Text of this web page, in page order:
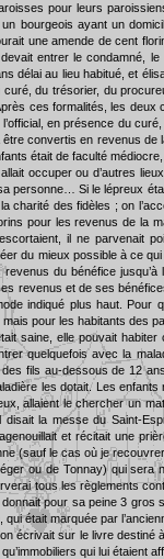
pour leurs
bourgeois ayant un
une amende de cent
entrer le condamné,
délai au lieu habitué, et
du trésorier, du
ces formalités, les
en présence du
convertis en revenus de
était de faculté
occuper ou d’autres
personne… Si le lépreux
charité des fidèles ; on
pour les revenus de la
il ne parvenait
du mieux possible à ce
du bénéfice
revenus et de ses
indiqué plus haut. Pour
mais pour les habitants
saine, elle pouvait
quelquefois avec la
fils au-dessous de 12
les dotait. Les
allaient le chercher un
la messe du Saint-
et récitait une
(sauf le cas où je
ou de Tonnay) qui
tous les règlements
pour sa peine 3 gros
était marquée par
écrivait sur le livre
qui lui étaient